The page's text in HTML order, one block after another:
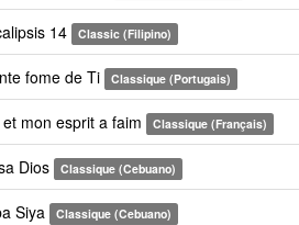
14 Classic (Filipino)
fome de Ti Classique (Portugais)
mon esprit a faim Classique (Français)
Dios Classique (Cebuano)
Siya Classique (Cebuano)